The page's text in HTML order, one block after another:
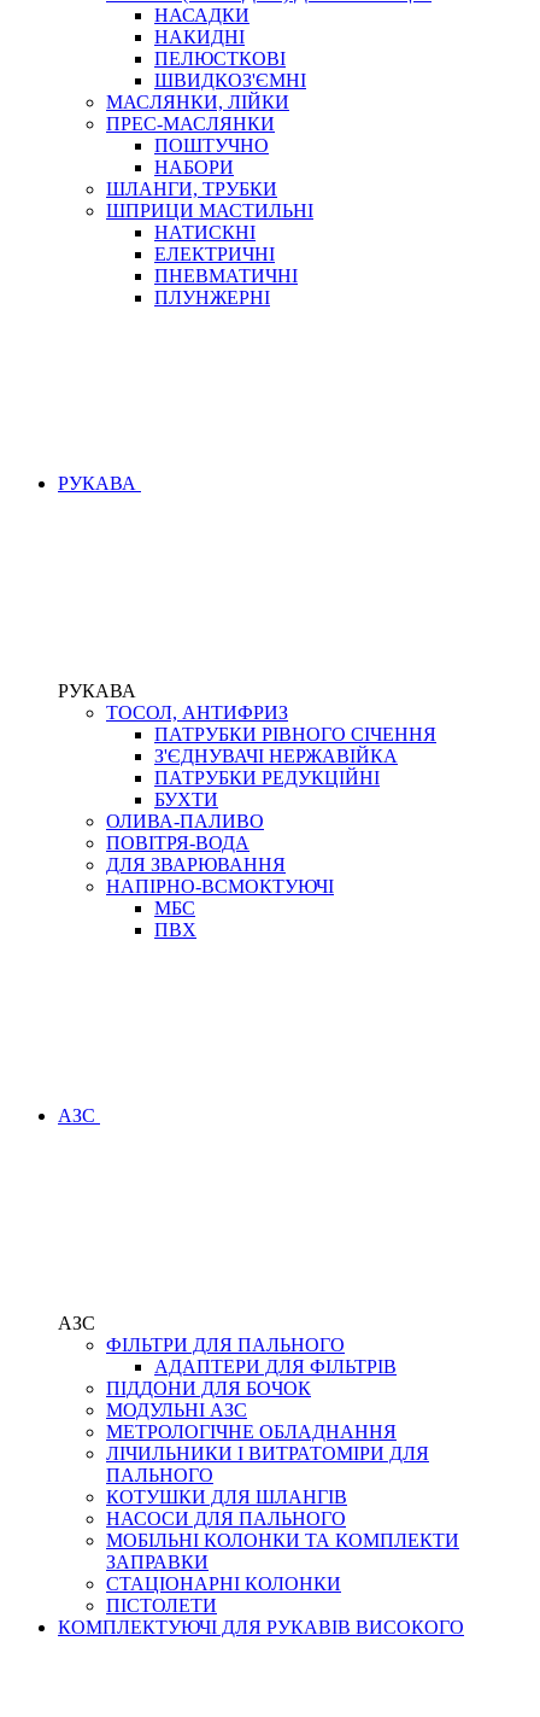
НАСАДКИ
НАКИДНІ
ПЕЛЮСТКОВІ
ШВИДКОЗ'ЄМНІ
МАСЛЯНКИ, ЛІЙКИ
ПРЕС-МАСЛЯНКИ
ПОШТУЧНО
НАБОРИ
ШЛАНГИ, ТРУБКИ
ШПРИЦИ МАСТИЛЬНІ
НАТИСКНІ
ЕЛЕКТРИЧНІ
ПНЕВМАТИЧНІ
ПЛУНЖЕРНІ
РУКАВА
РУКАВА
ТОСОЛ, АНТИФРИЗ
ПАТРУБКИ РІВНОГО СІЧЕННЯ
З'ЄДНУВАЧІ НЕРЖАВІЙКА
ПАТРУБКИ РЕДУКЦІЙНІ
БУХТИ
ОЛИВА-ПАЛИВО
ПОВІТРЯ-ВОДА
ДЛЯ ЗВАРЮВАННЯ
НАПІРНО-ВСМОКТУЮЧІ
МБС
ПВХ
АЗС
АЗС
ФІЛЬТРИ ДЛЯ ПАЛЬНОГО
АДАПТЕРИ ДЛЯ ФІЛЬТРІВ
ПІДДОНИ ДЛЯ БОЧОК
МОДУЛЬНІ АЗС
МЕТРОЛОГІЧНЕ ОБЛАДНАННЯ
ЛІЧИЛЬНИКИ І ВИТРАТОМІРИ ДЛЯ
ПАЛЬНОГО
КОТУШКИ ДЛЯ ШЛАНГІВ
НАСОСИ ДЛЯ ПАЛЬНОГО
МОБІЛЬНІ КОЛОНКИ ТА КОМПЛЕКТИ
ЗАПРАВКИ
СТАЦІОНАРНІ КОЛОНКИ
ПІСТОЛЕТИ
КОМПЛЕКТУЮЧІ ДЛЯ РУКАВІВ ВИСОКОГО